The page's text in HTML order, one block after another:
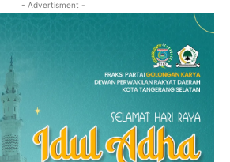
- Advertisment -